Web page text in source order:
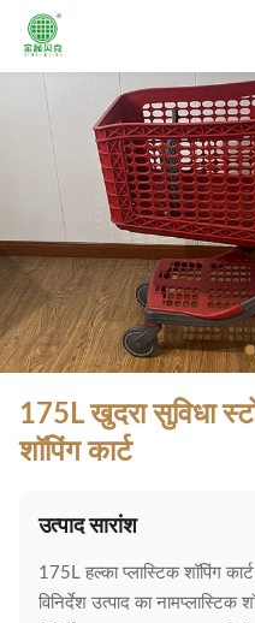
175L खुदरा सुविधा
शॉपिंग कार्ट
उत्पाद सारांश
175L हल्का प्लास्टिक शॉपिंग
विनिर्देश उत्पाद का